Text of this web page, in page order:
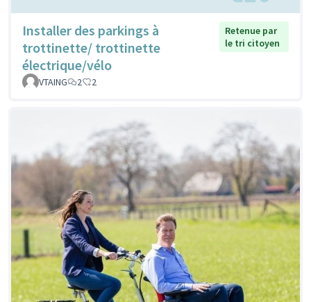
Installer des parkings à
trottinette/ trottinette
électrique/vélo
Retenue par
le tri citoyen
VTAING 2 2